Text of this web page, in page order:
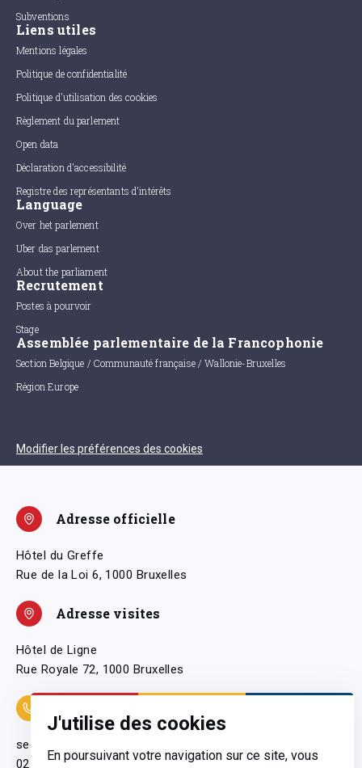
J'utilise des cookies
En poursuivant votre navigation sur ce site, vous
Subventions
Liens utiles
Mentions légales
Politique de confidentialité
Politique d'utilisation des cookies
Règlement du parlement
Open data
Déclaration d'accessibilité
Registre des représentants d'intérêts
Language
Over het parlement
Uber das parlement
About the parliament
Recrutement
Postes à pourvoir
Stage
Assemblée parlementaire de la Francophonie
Section Belgique / Communauté française / Wallonie-Bruxelles
Région Europe
Modifier les préférences des cookies
Adresse officielle
Hôtel du Greffe
Rue de la Loi 6, 1000 Bruxelles
Adresse visites
Hôtel de Ligne
Rue Royale 72, 1000 Bruxelles
secretariatgeneral@pfwb.be
02 506 38 11